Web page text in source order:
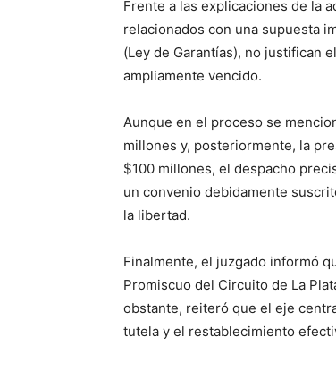
Frente a las explicaciones de la
relacionados con una supuesta
(Ley de Garantías), no justifican
ampliamente vencido.
Aunque en el proceso se
millones y, posteriormente, la
$100 millones, el despacho
un convenio debidamente
la libertad.
Finalmente, el juzgado informó
Promiscuo del Circuito de La
obstante, reiteró que el eje
tutela y el restablecimiento